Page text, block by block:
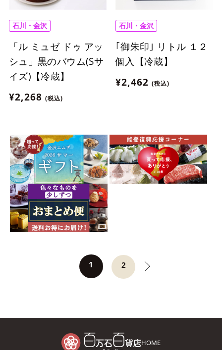
石川・金沢
「ル ミュゼ ドゥ アッ
シュ」黒のバウム(Sサ
イズ)【冷蔵】
¥2,268 (税込)
石川・金沢
｢御朱印｣ リトル １２
個入【冷蔵】
¥2,462 (税込)
1 2
HOME